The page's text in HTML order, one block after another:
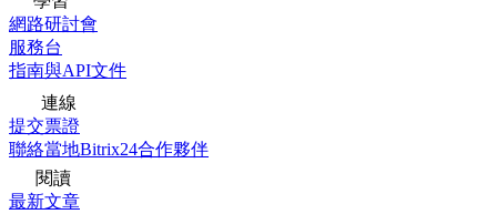
網路研討會
服務台
指南與API文件
連線
提交票證
聯絡當地Bitrix24合作夥伴
閱讀
最新文章